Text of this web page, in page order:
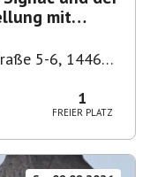
mit
5-6, 14467
1
FREIER PLATZ